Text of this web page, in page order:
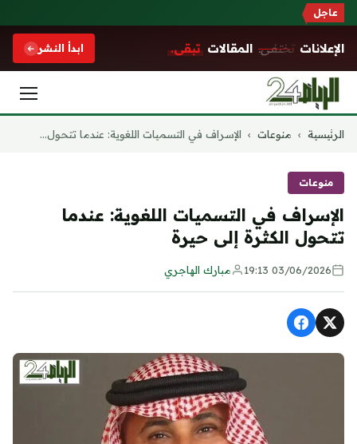
عاجل
الإعلانات تختفي. المقالات تبقى. ابدأ النشر
التجاوز
الرئيسية › منوعات › الإسراف في التسميات اللغوية: عندما تتحول...
منوعات
الإسراف في التسميات اللغوية: عندما
تتحول الكثرة إلى حيرة
03/06/2026 19:13 مبارك الهاجري